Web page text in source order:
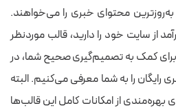
محتوای خبری را می‌خواهند.
از سایت خود را دارید، قالب موردنظر
برای کمک به تصمیم‌گیری صحیح شما، در
رایگان را به شما معرفی می‌کنیم. البته
بهره‌مندی از امکانات کامل این قالب‌ها